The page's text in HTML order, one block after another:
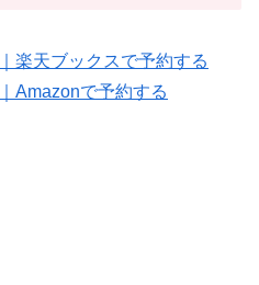
楽天ブックスで予約する
Amazonで予約する